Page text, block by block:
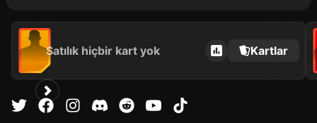
Satılık hiçbir kart yok Kartlar